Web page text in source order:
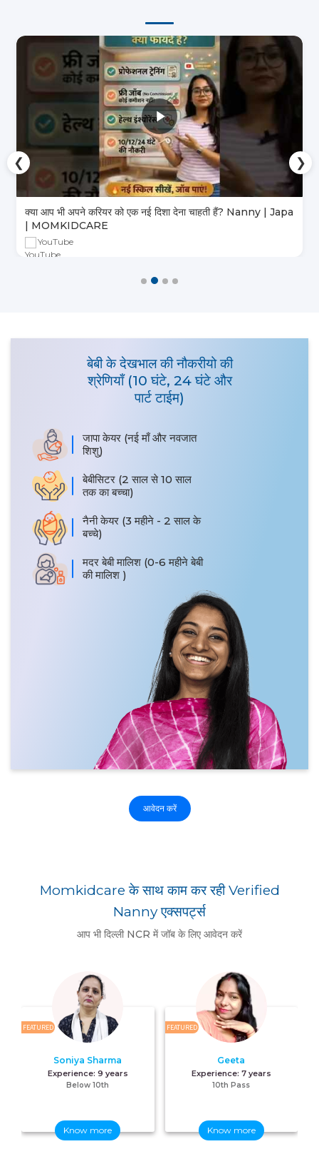
क्या आप भी अपने करियर को एक नई दिशा देना चाहती हैं? Nanny | Japa
| MOMKIDCARE
YouTube
❮ ❯
बेबी के देखभाल की नौकरीयो की
श्रेणियाँ (10 घंटे, 24 घंटे और
पार्ट टाईम)
जापा केयर (नई माँ और नवजात
शिशु)
बेबीसिटर (2 साल से 10 साल
तक का बच्चा)
नैनी केयर (3 महीने - 2 साल के
बच्चे)
मदर बेबी मालिश (0-6 महीने बेबी
की मालिश )
आवेदन करें
Momkidcare के साथ काम कर रही Verified
Nanny एक्सपर्ट्स
आप भी दिल्ली NCR में जॉब के लिए आवेदन करें
FEATURED
Soniya Sharma
Experience: 9 years
Below 10th
Know more
FEATURED
Geeta
Experience: 7 years
10th Pass
Know more